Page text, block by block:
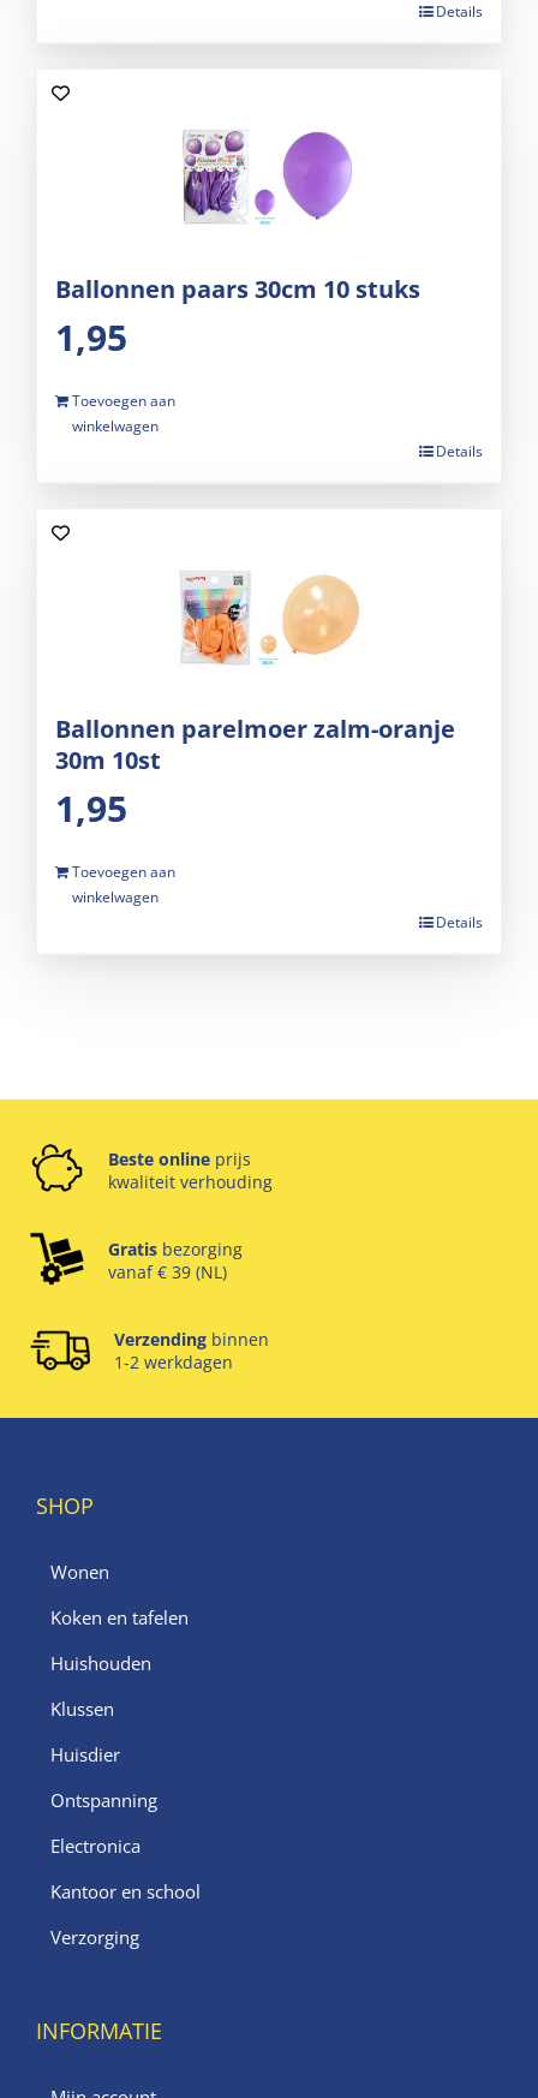
Details
Ballonnen paars 30cm 10 stuks
1,95
Toevoegen aan
winkelwagen
Details
Ballonnen parelmoer zalm-oranje
30m 10st
1,95
Toevoegen aan
winkelwagen
Details
Beste online prijs
kwaliteit verhouding
Gratis bezorging
vanaf € 39 (NL)
Verzending binnen
1-2 werkdagen
SHOP
Wonen
Koken en tafelen
Huishouden
Klussen
Huisdier
Ontspanning
Electronica
Kantoor en school
Verzorging
INFORMATIE